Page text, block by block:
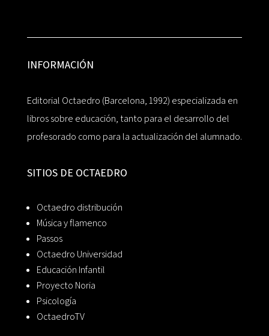
INFORMACIÓN
Editorial Octaedro (Barcelona, 1992) especializada en
libros sobre educación, tanto para el desarrollo del
profesorado como para la actualización del alumnado.
SITIOS DE OCTAEDRO
Octaedro distribución
Música y flamenco
Passos
Octaedro Universidad
Educación Infantil
Proyecto Noria
Psicología
OctaedroTV